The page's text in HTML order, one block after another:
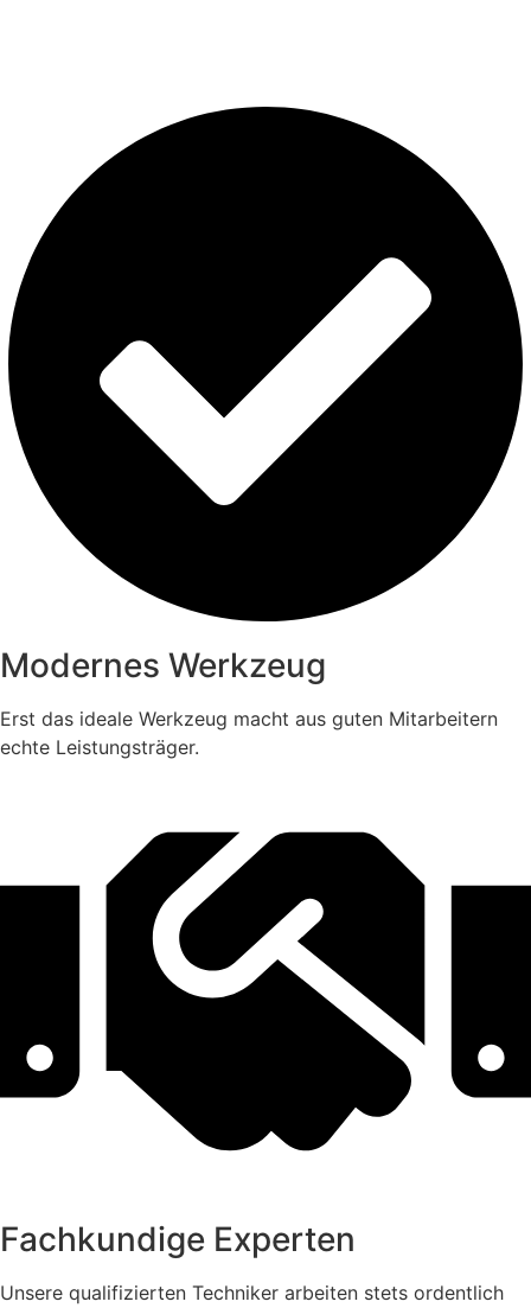
Modernes Werkzeug
Erst das ideale Werkzeug macht aus guten Mitarbeitern
echte Leistungsträger.
Fachkundige Experten
Unsere qualifizierten Techniker arbeiten stets ordentlich